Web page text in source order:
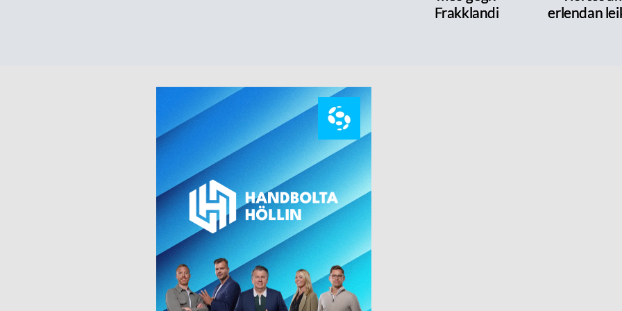
Frakklandi
erlendan